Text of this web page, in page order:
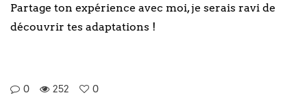
Partage ton expérience avec moi, je serais ravi de
découvrir tes adaptations !
0 252 0